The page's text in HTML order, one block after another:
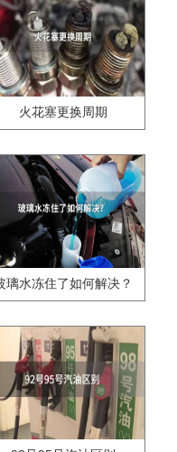
火花塞更换周期
璃水冻住了如何解决？